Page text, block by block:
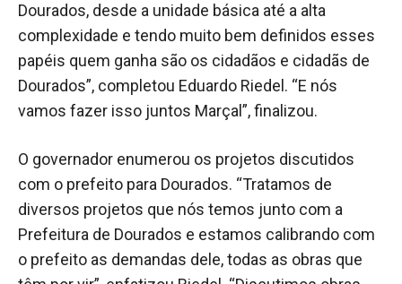
Dourados, desde a unidade básica até a alta
complexidade e tendo muito bem definidos esses
papéis quem ganha são os cidadãos e cidadãs de
Dourados”, completou Eduardo Riedel. “E nós
vamos fazer isso juntos Marçal”, finalizou.
O governador enumerou os projetos discutidos
com o prefeito para Dourados. “Tratamos de
diversos projetos que nós temos junto com a
Prefeitura de Dourados e estamos calibrando com
o prefeito as demandas dele, todas as obras que